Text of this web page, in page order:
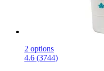
2 options
4.6 (3744)